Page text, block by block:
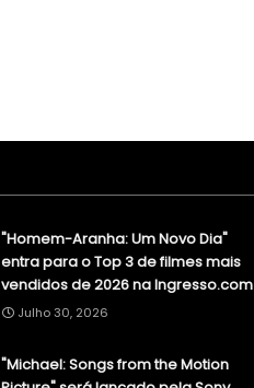
"Homem-Aranha: Um Novo Dia"
entra para o Top 3 de filmes mais
vendidos de 2026 na Ingresso.com
Julho 30, 2026
"Michael: Songs from the Motion